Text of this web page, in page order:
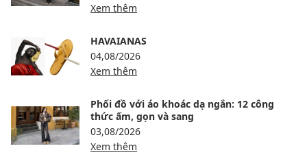
Xem thêm
HAVAIANAS
04,08/2026
Xem thêm
Phối đồ với áo khoác dạ ngắn: 12 công
thức ấm, gọn và sang
03,08/2026
Xem thêm